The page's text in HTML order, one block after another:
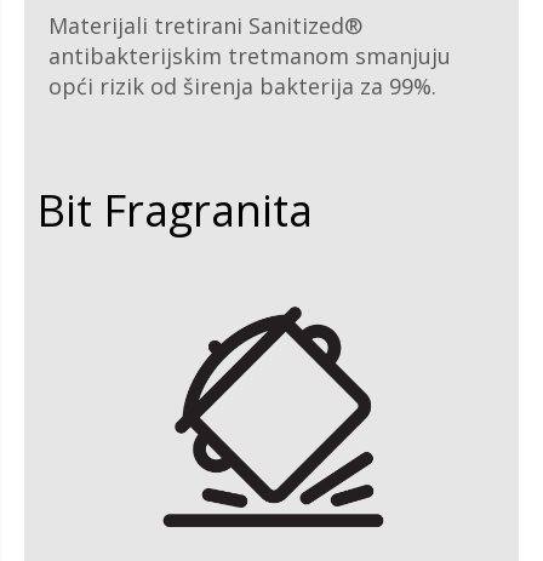
Materijali tretirani Sanitized®
antibakterijskim tretmanom smanjuju
opći rizik od širenja bakterija za 99%.
Bit Fragranita